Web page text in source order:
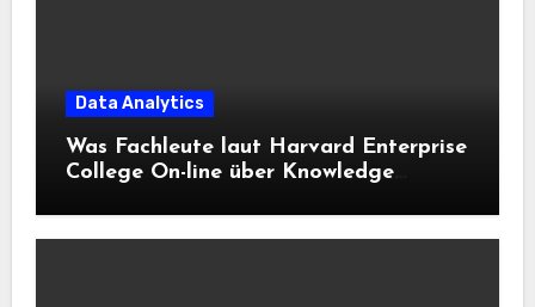
Data Analytics
Was Fachleute laut Harvard Enterprise
College On-line über Knowledge